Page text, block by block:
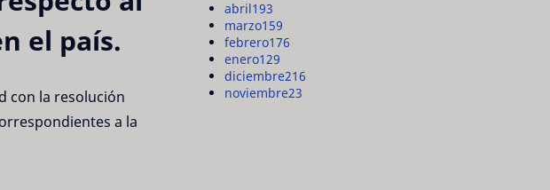
el país.
con la resolución
a la
abril193
marzo159
febrero176
enero129
diciembre216
noviembre23